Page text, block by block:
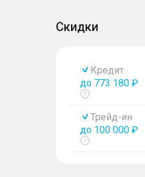
Скидки
Кредит
до 773 180 ₽
Показать
Трейд-ин
до 100 000 ₽
Показать